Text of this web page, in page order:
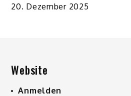
20. Dezember 2025
Website
Anmelden